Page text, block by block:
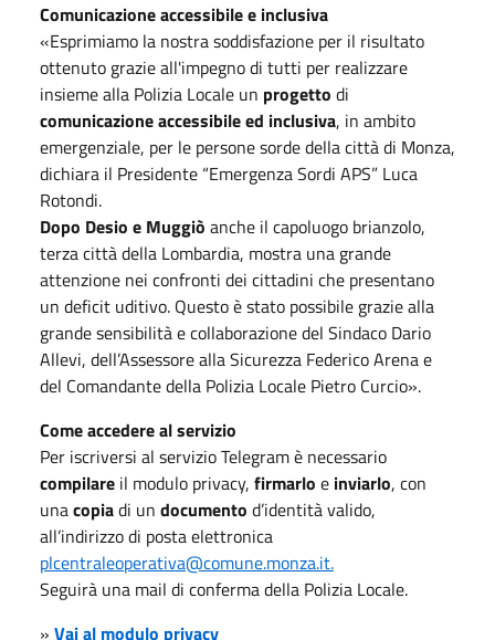
Comunicazione accessibile e inclusiva
«Esprimiamo la nostra soddisfazione per il risultato
ottenuto grazie all'impegno di tutti per realizzare
insieme alla Polizia Locale un progetto di
comunicazione accessibile ed inclusiva, in ambito
emergenziale, per le persone sorde della città di Monza,
dichiara il Presidente “Emergenza Sordi APS” Luca
Rotondi.
Dopo Desio e Muggiò anche il capoluogo brianzolo,
terza città della Lombardia, mostra una grande
attenzione nei confronti dei cittadini che presentano
un deficit uditivo. Questo è stato possibile grazie alla
grande sensibilità e collaborazione del Sindaco Dario
Allevi, dell’Assessore alla Sicurezza Federico Arena e
del Comandante della Polizia Locale Pietro Curcio».
Come accedere al servizio
Per iscriversi al servizio Telegram è necessario
compilare il modulo privacy, firmarlo e inviarlo, con
unacopiadi un documento d’identità valido,
all’indirizzo di posta elettronica
plcentraleoperativa@comune.monza.it.
Seguirà una mail di conferma della Polizia Locale.
» Vai al modulo privacy